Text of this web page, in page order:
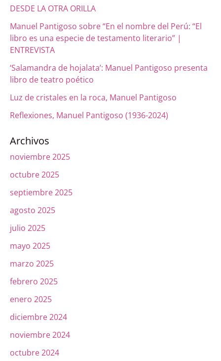
DESDE LA OTRA ORILLA
Manuel Pantigoso sobre “En el nombre del Perú: “El
libro es una especie de testamento literario” |
ENTREVISTA
‘Salamandra de hojalata’: Manuel Pantigoso presenta
libro de teatro poético
Luz de cristales en la roca, Manuel Pantigoso
Reflexiones, Manuel Pantigoso (1936-2024)
Archivos
noviembre 2025
octubre 2025
septiembre 2025
agosto 2025
julio 2025
mayo 2025
marzo 2025
febrero 2025
enero 2025
diciembre 2024
noviembre 2024
octubre 2024